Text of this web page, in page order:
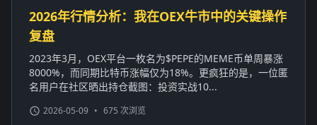
2026年行情分析：我在OEX牛市中的关键操作
复盘
2023年3月，OEX平台一枚名为$PEPE的MEME币单周暴涨
8000%，而同期比特币涨幅仅为18%。更疯狂的是，一位匿
名用户在社区晒出持仓截图：投资实战10...
2026-05-09 • 675 次浏览